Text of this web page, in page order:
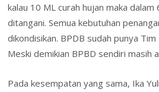
kalau 10 ML curah hujan maka
ditangani. Semua kebutuhan
dikondisikan. BPDB sudah punya Tim
Meski demikian BPBD sendiri masih
Pada kesempatan yang sama, Ika